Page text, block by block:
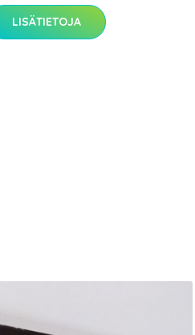
LISÄTIETOJA